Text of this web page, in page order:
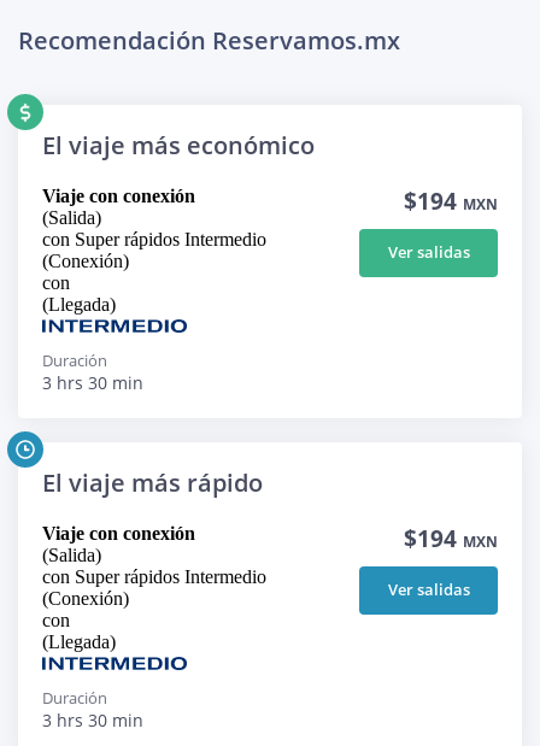
Recomendación Reservamos.mx
El viaje más económico
Viaje con conexión
(Salida)
con Super rápidos Intermedio
(Conexión)
con
(Llegada)
Duración
3 hrs 30 min
$194 MXN
Ver salidas
El viaje más rápido
Viaje con conexión
(Salida)
con Super rápidos Intermedio
(Conexión)
con
(Llegada)
Duración
3 hrs 30 min
$194 MXN
Ver salidas